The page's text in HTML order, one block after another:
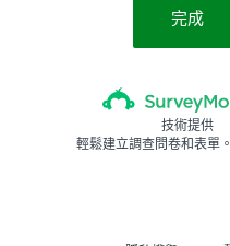
完成
技術提供
輕鬆建立調查問卷和表單。